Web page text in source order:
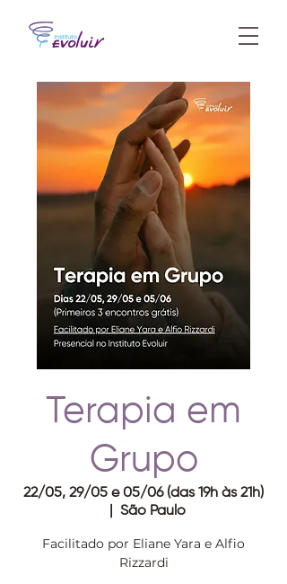
Terapia em
Grupo
22/05, 29/05 e 05/06 (das 19h às 21h)
São Paulo
Facilitado por Eliane Yara e Alfio
Rizzardi